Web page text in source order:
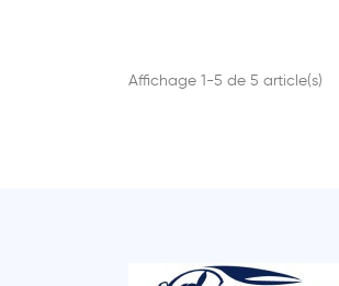
Affichage 1-5 de 5 article(s)